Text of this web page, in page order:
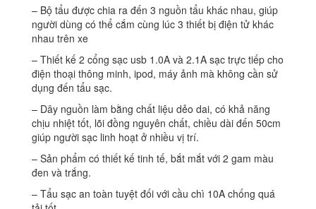
– Bộ tẩu được chia ra đến 3 nguồn tẩu khác nhau, giúp
người dùng có thể cắm cùng lúc 3 thiết bị điện tử khác
nhau trên xe
– Thiết kế 2 cổng sạc usb 1.0A và 2.1A sạc trực tiếp cho
điện thoại thông minh, ipod, máy ảnh mà không cần sử
dụng đến tẩu sạc.
– Dây nguồn làm bằng chất liệu dẻo dai, có khả năng
chịu nhiệt tốt, lõi đồng nguyên chất, chiều dài đến 50cm
giúp người sạc linh hoạt ở nhiều vị trí.
– Sản phẩm có thiết kế tinh tế, bắt mắt với 2 gam màu
đen và trắng.
– Tẩu sạc an toàn tuyệt đối với cầu chì 10A chống quá